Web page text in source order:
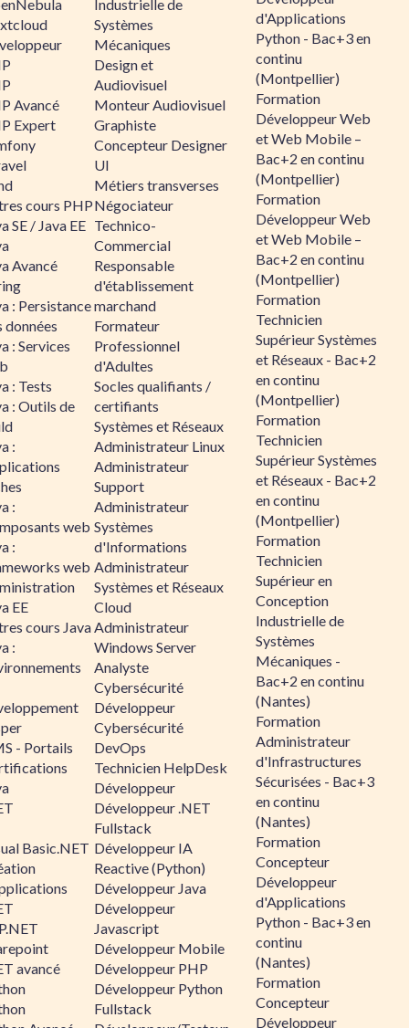
Avancé
Expert
cours PHP
SE / Java EE
Avancé
: Persistance
données
: Services
: Tests
: Outils de
:
:
web
:
web
EE
cours Java
:
- Portails
Basic.NET
avancé
Industrielle de
Systèmes
Mécaniques
Design et
Audiovisuel
Monteur Audiovisuel
Graphiste
Concepteur Designer
UI
Métiers transverses
Négociateur
Technico-
Commercial
Responsable
d'établissement
marchand
Formateur
Professionnel
d'Adultes
Socles qualifiants /
certifiants
Systèmes et Réseaux
Administrateur Linux
Administrateur
Support
Administrateur
Systèmes
d'Informations
Administrateur
Systèmes et Réseaux
Cloud
Administrateur
Windows Server
Analyste
Cybersécurité
Développeur
Cybersécurité
DevOps
Technicien HelpDesk
Développeur
Développeur .NET
Fullstack
Développeur IA
Reactive (Python)
Développeur Java
Développeur
Javascript
Développeur Mobile
Développeur PHP
Développeur Python
Fullstack
d'Applications
Python - Bac+3 en
continu
(Montpellier)
Formation
Développeur Web
et Web Mobile –
Bac+2 en continu
(Montpellier)
Formation
Développeur Web
et Web Mobile –
Bac+2 en continu
(Montpellier)
Formation
Technicien
Supérieur Systèmes
et Réseaux - Bac+2
en continu
(Montpellier)
Formation
Technicien
Supérieur Systèmes
et Réseaux - Bac+2
en continu
(Montpellier)
Formation
Technicien
Supérieur en
Conception
Industrielle de
Systèmes
Mécaniques -
Bac+2 en continu
(Nantes)
Formation
Administrateur
d'Infrastructures
Sécurisées - Bac+3
en continu
(Nantes)
Formation
Concepteur
Développeur
d'Applications
Python - Bac+3 en
continu
(Nantes)
Formation
Concepteur
Développeur